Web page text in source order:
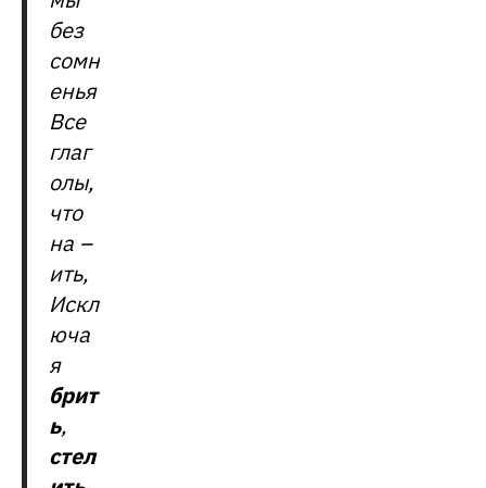
без
сомн
енья
Все
глаг
олы,
что
на –
ить,
Искл
юча
я
брит
ь,
стел